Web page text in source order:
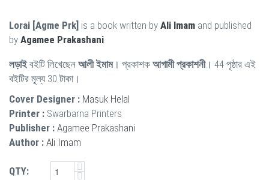
Lorai [Agme Prk] is a book written by Ali Imam and published
by Agamee Prakashani
লড়াইবইটি লিখেছেন আলী ইমাম। প্রকাশক আগামী প্রকাশনী। 44 পৃষ্ঠার এই
বইটির মূল্য 30 টাকা।
Cover Designer : Masuk Helal
Printer : Swarbarna Printers
Publisher : Agamee Prakashani
Author : Ali Imam
QTY: